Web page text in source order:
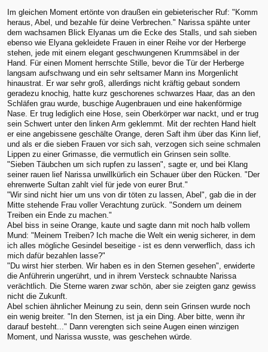
Im gleichen Moment ertönte von draußen ein gebieterischer Ruf: "Komm
heraus, Abel, und bezahle für deine Verbrechen." Narissa spähte unter
dem wachsamen Blick Elyanas um die Ecke des Stalls, und sah sieben
ebenso wie Elyana gekleidete Frauen in einer Reihe vor der Herberge
stehen, jede mit einem elegant geschwungenen Krummsäbel in der
Hand. Für einen Moment herrschte Stille, bevor die Tür der Herberge
langsam aufschwang und ein sehr seltsamer Mann ins Morgenlicht
hinaustrat. Er war sehr groß, allerdings nicht kräftig gebaut sondern
geradezu knochig, hatte kurz geschorenes schwarzes Haar, das an den
Schläfen grau wurde, buschige Augenbrauen und eine hakenförmige
Nase. Er trug lediglich eine Hose, sein Oberkörper war nackt, und er trug
sein Schwert unter den linken Arm geklemmt. Mit der rechten Hand hielt
er eine angebissene geschälte Orange, deren Saft ihm über das Kinn lief,
und als er die sieben Frauen vor sich sah, verzogen sich seine schmalen
Lippen zu einer Grimasse, die vermutlich ein Grinsen sein sollte.
"Sieben Täubchen um sich rupfen zu lassen", sagte er, und bei Klang
seiner rauen lief Narissa unwillkürlich ein Schauer über den Rücken. "Der
ehrenwerte Sultan zahlt viel für jede von eurer Brut."
"Wir sind nicht hier um uns von dir töten zu lassen, Abel", gab die in der
Mitte stehende Frau voller Verachtung zurück. "Sondern um deinem
Treiben ein Ende zu machen."
Abel biss in seine Orange, kaute und sagte dann mit noch halb vollem
Mund: "Meinem Treiben? Ich mache die Welt ein wenig sicherer, in dem
ich alles mögliche Gesindel beseitige - ist es denn verwerflich, dass ich
mich dafür bezahlen lasse?"
"Du wirst hier sterben. Wir haben es in den Sternen gesehen", erwiderte
die Anführerin ungerührt, und in ihrem Versteck schnaubte Narissa
verächtlich. Die Sterne waren zwar schön, aber sie zeigten ganz gewiss
nicht die Zukunft.
Abel schien ähnlicher Meinung zu sein, denn sein Grinsen wurde noch
ein wenig breiter. "In den Sternen, ist ja ein Ding. Aber bitte, wenn ihr
darauf besteht..." Dann verengten sich seine Augen einen winzigen
Moment, und Narissa wusste, was geschehen würde.